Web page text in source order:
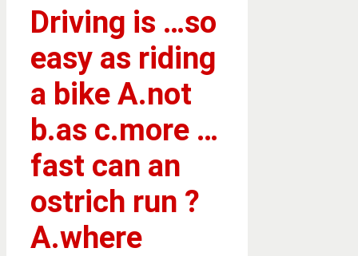
Driving is …so
easy as riding
a bike A.not
b.as c.more …
fast can an
ostrich run ?
A.where